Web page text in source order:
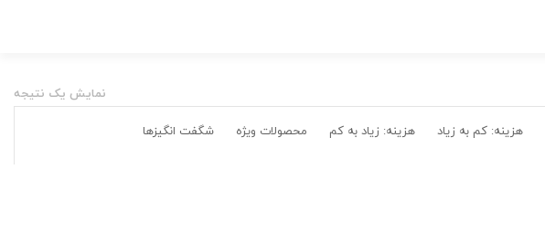
نمایش یک نتیجه
هزینه: کم به زیاد هزینه: زیاد به کم محصولات ویژه شگفت انگیزها